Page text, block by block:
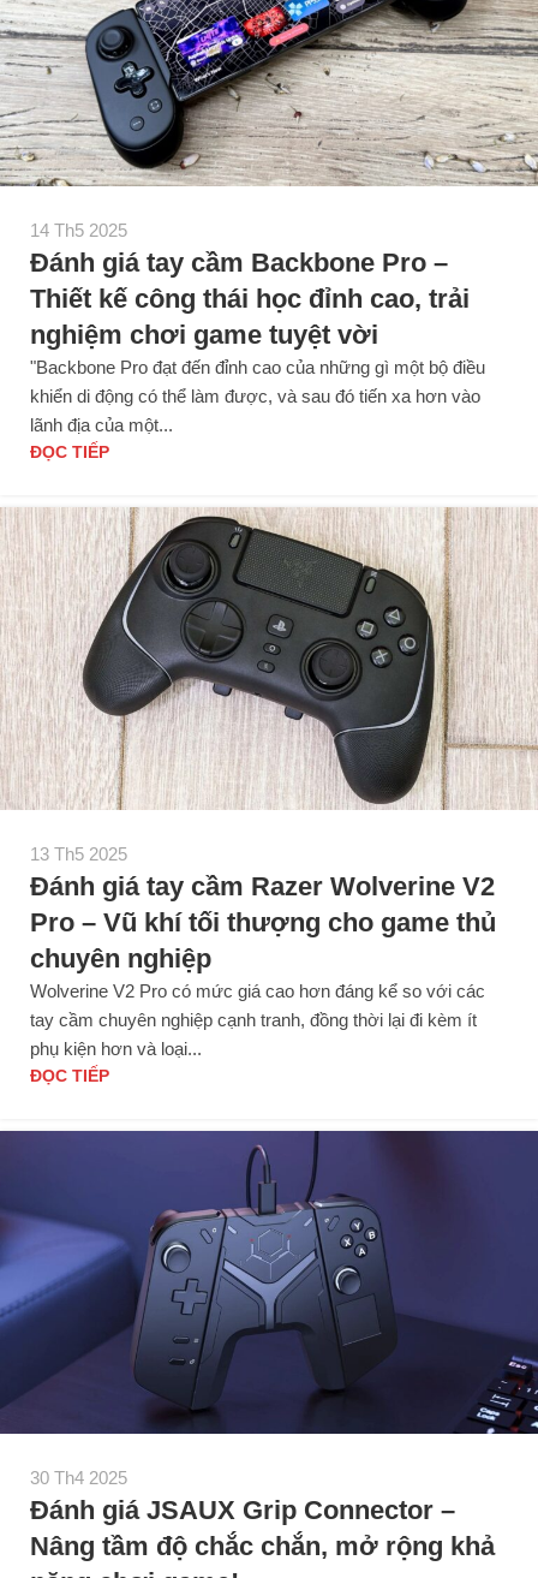
14 Th5 2025
Đánh giá tay cầm Backbone Pro –
Thiết kế công thái học đỉnh cao, trải
nghiệm chơi game tuyệt vời
"Backbone Pro đạt đến đỉnh cao của những gì một bộ điều
khiển di động có thể làm được, và sau đó tiến xa hơn vào
lãnh địa của một...
ĐỌC TIẾP
13 Th5 2025
Đánh giá tay cầm Razer Wolverine V2
Pro – Vũ khí tối thượng cho game thủ
chuyên nghiệp
Wolverine V2 Pro có mức giá cao hơn đáng kể so với các
tay cầm chuyên nghiệp cạnh tranh, đồng thời lại đi kèm ít
phụ kiện hơn và loại...
ĐỌC TIẾP
30 Th4 2025
Đánh giá JSAUX Grip Connector –
Nâng tầm độ chắc chắn, mở rộng khả